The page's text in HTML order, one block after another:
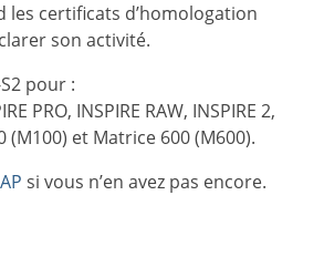
les certificats d’homologation
son activité.
pour :
PRO, INSPIRE RAW, INSPIRE 2,
(M100) et Matrice 600 (M600).
si vous n’en avez pas encore.